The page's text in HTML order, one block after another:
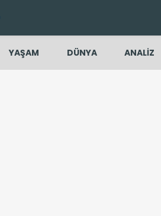
YAŞAM DÜNYA ANALİZ